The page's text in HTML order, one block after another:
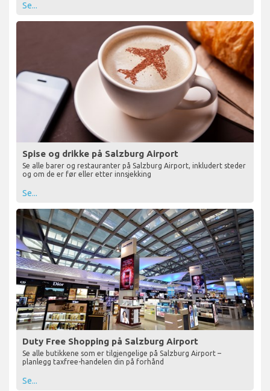
Se...
Spise og drikke på Salzburg Airport
Se alle barer og restauranter på Salzburg Airport, inkludert steder
og om de er før eller etter innsjekking
Se...
Duty Free Shopping på Salzburg Airport
Se alle butikkene som er tilgjengelige på Salzburg Airport –
planlegg taxfree-handelen din på forhånd
Se...